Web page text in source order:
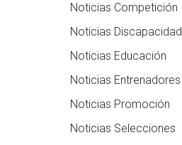
Noticias Competición
Noticias Discapacidad
Noticias Educación
Noticias Entrenadores
Noticias Promoción
Noticias Selecciones